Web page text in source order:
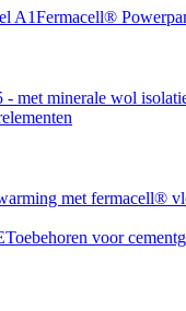
A1Fermacell®
- met minerale wol
met fermacell®
Toebehoren voor